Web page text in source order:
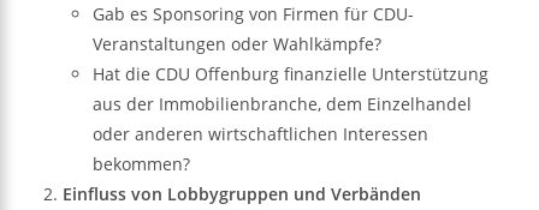
Gab es Sponsoring von Firmen für CDU-
Veranstaltungen oder Wahlkämpfe?
Hat die CDU Offenburg finanzielle Unterstützung
aus der Immobilienbranche, dem Einzelhandel
oder anderen wirtschaftlichen Interessen
bekommen?
Einfluss von Lobbygruppen und Verbänden